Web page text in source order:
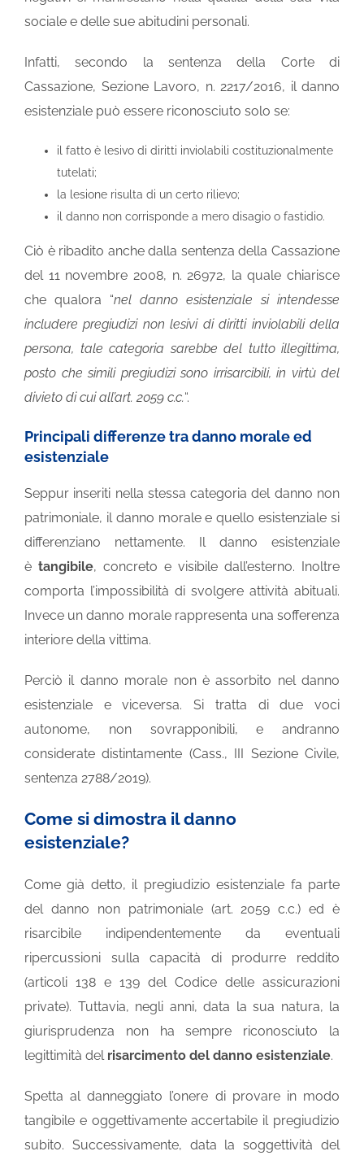
sociale e delle sue abitudini personali.
Infatti, secondo la sentenza della Corte di
Cassazione, Sezione Lavoro, n. 2217/2016, il danno
esistenziale può essere riconosciuto solo se:
il fatto è lesivo di diritti inviolabili costituzionalmente
tutelati;
la lesione risulta di un certo rilievo;
il danno non corrisponde a mero disagio o fastidio.
Ciò è ribadito anche dalla sentenza della Cassazione
del 11 novembre 2008, n. 26972, la quale chiarisce
che qualora “nel danno esistenziale si intendesse
includere pregiudizi non lesivi di diritti inviolabili della
persona, tale categoria sarebbe del tutto illegittima,
posto che simili pregiudizi sono irrisarcibili, in virtù del
divieto di cui all’art. 2059 c.c.“.
Principali differenze tra danno morale ed
esistenziale
Seppur inseriti nella stessa categoria del danno non
patrimoniale, il danno morale e quello esistenziale si
differenziano nettamente. Il danno esistenziale
è tangibile, concreto e visibile dall’esterno. Inoltre
comporta l’impossibilità di svolgere attività abituali.
Invece un danno morale rappresenta una sofferenza
interiore della vittima.
Perciò il danno morale non è assorbito nel danno
esistenziale e viceversa. Si tratta di due voci
autonome, non sovrapponibili, e andranno
considerate distintamente (Cass., III Sezione Civile,
sentenza 2788/2019).
Come si dimostra il danno
esistenziale?
Come già detto, il pregiudizio esistenziale fa parte
del danno non patrimoniale (art. 2059 c.c.) ed è
risarcibile indipendentemente da eventuali
ripercussioni sulla capacità di produrre reddito
(articoli 138 e 139 del Codice delle assicurazioni
private). Tuttavia, negli anni, data la sua natura, la
giurisprudenza non ha sempre riconosciuto la
legittimità del risarcimento del danno esistenziale.
Spetta al danneggiato l’onere di provare in modo
tangibile e oggettivamente accertabile il pregiudizio
subito. Successivamente, data la soggettività del